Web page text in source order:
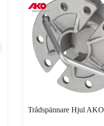
Trådspännare Hjul AKO